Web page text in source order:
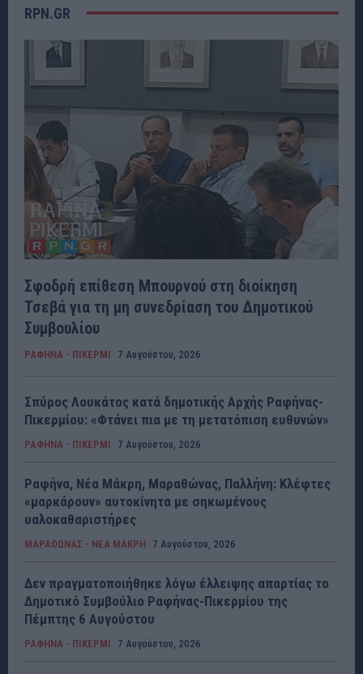
RPN.GR
Σφοδρή επίθεση Μπουρνού στη διοίκηση
Τσεβά για τη μη συνεδρίαση του Δημοτικού
Συμβουλίου
ΡΑΦΗΝΑ - ΠΙΚΕΡΜΙ 7 Αυγούστου, 2026
Σπύρος Λουκάτος κατά δημοτικής Αρχής Ραφήνας-
Πικερμίου: «Φτάνει πια με τη μετατόπιση ευθυνών»
ΡΑΦΗΝΑ - ΠΙΚΕΡΜΙ 7 Αυγούστου, 2026
Ραφήνα, Νέα Μάκρη, Μαραθώνας, Παλλήνη: Κλέφτες
«μαρκάρουν» αυτοκίνητα με σηκωμένους
υαλοκαθαριστήρες
ΜΑΡΑΘΩΝΑΣ - ΝΕΑ ΜΑΚΡΗ 7 Αυγούστου, 2026
Δεν πραγματοποιήθηκε λόγω έλλειψης απαρτίας το
Δημοτικό Συμβούλιο Ραφήνας-Πικερμίου της
Πέμπτης 6 Αυγούστου
ΡΑΦΗΝΑ - ΠΙΚΕΡΜΙ 7 Αυγούστου, 2026